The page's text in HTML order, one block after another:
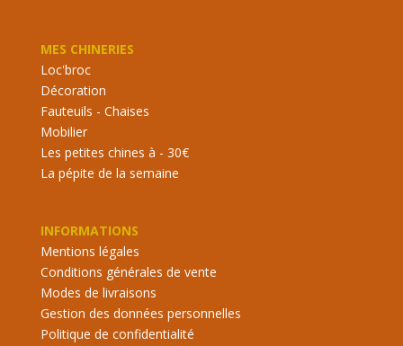
MES CHINERIES
Loc'broc
Décoration
Fauteuils - Chaises
Mobilier
Les petites chines à - 30€
La pépite de la semaine
INFORMATIONS
Mentions légales
Conditions générales de vente
Modes de livraisons
Gestion des données personnelles
Politique de confidentialité